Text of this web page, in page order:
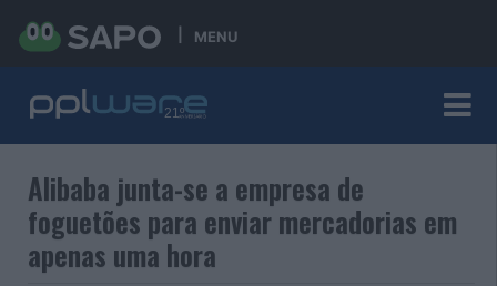
MENU
Alibaba junta-se a empresa de
foguetões para enviar mercadorias em
apenas uma hora